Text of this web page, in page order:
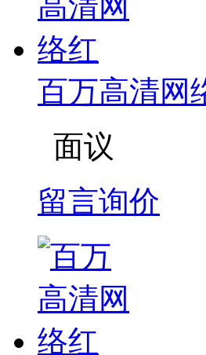
百万高清网
面议
留言询价